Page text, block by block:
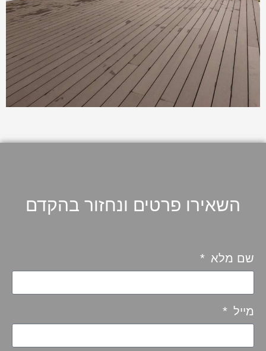
השאירו פרטים ונחזור בהקדם
שם מלא
מייל